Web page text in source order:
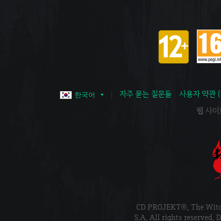
한국어 자주 묻는 질문들
사용자 약관
웹 사
CD PROJEKT®, The
S.A. All rights reserved.